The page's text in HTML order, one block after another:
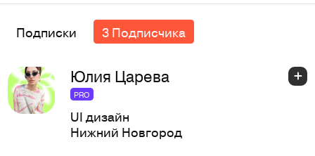
Подписки 3 Подписчика
Юлия Царева
PRO
UI дизайн
Нижний Новгород